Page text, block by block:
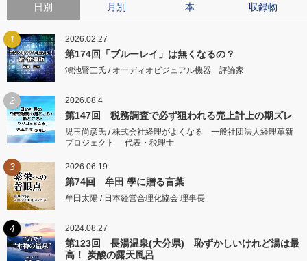
日別 月別 本 収録物
1 2026.02.27
第174回「ブルーレイ」は無くなるの？
鴻池賢三氏 / オーディオビジュアル機器 評論家
2 2026.08.4
第147回 税務調査で必ず狙われる売上計上の期ズレ
児玉尚彦氏 / 株式会社経理がよくなる 一般社団法人経理革新
プロジェクト 代表・税理士
3 2026.06.19
第74回 牟田 學に贈る言葉
牟田太陽 / 日本経営合理化協会 理事長
4 2024.08.27
第123回 長湯温泉(大分県) 恥ずかしいけれど湯は最
高！ 炭酸の露天風呂